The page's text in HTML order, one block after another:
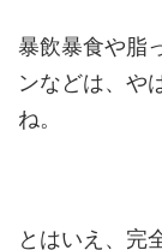
暴飲暴食や脂
ンなどは、や
ね。
とはいえ、完